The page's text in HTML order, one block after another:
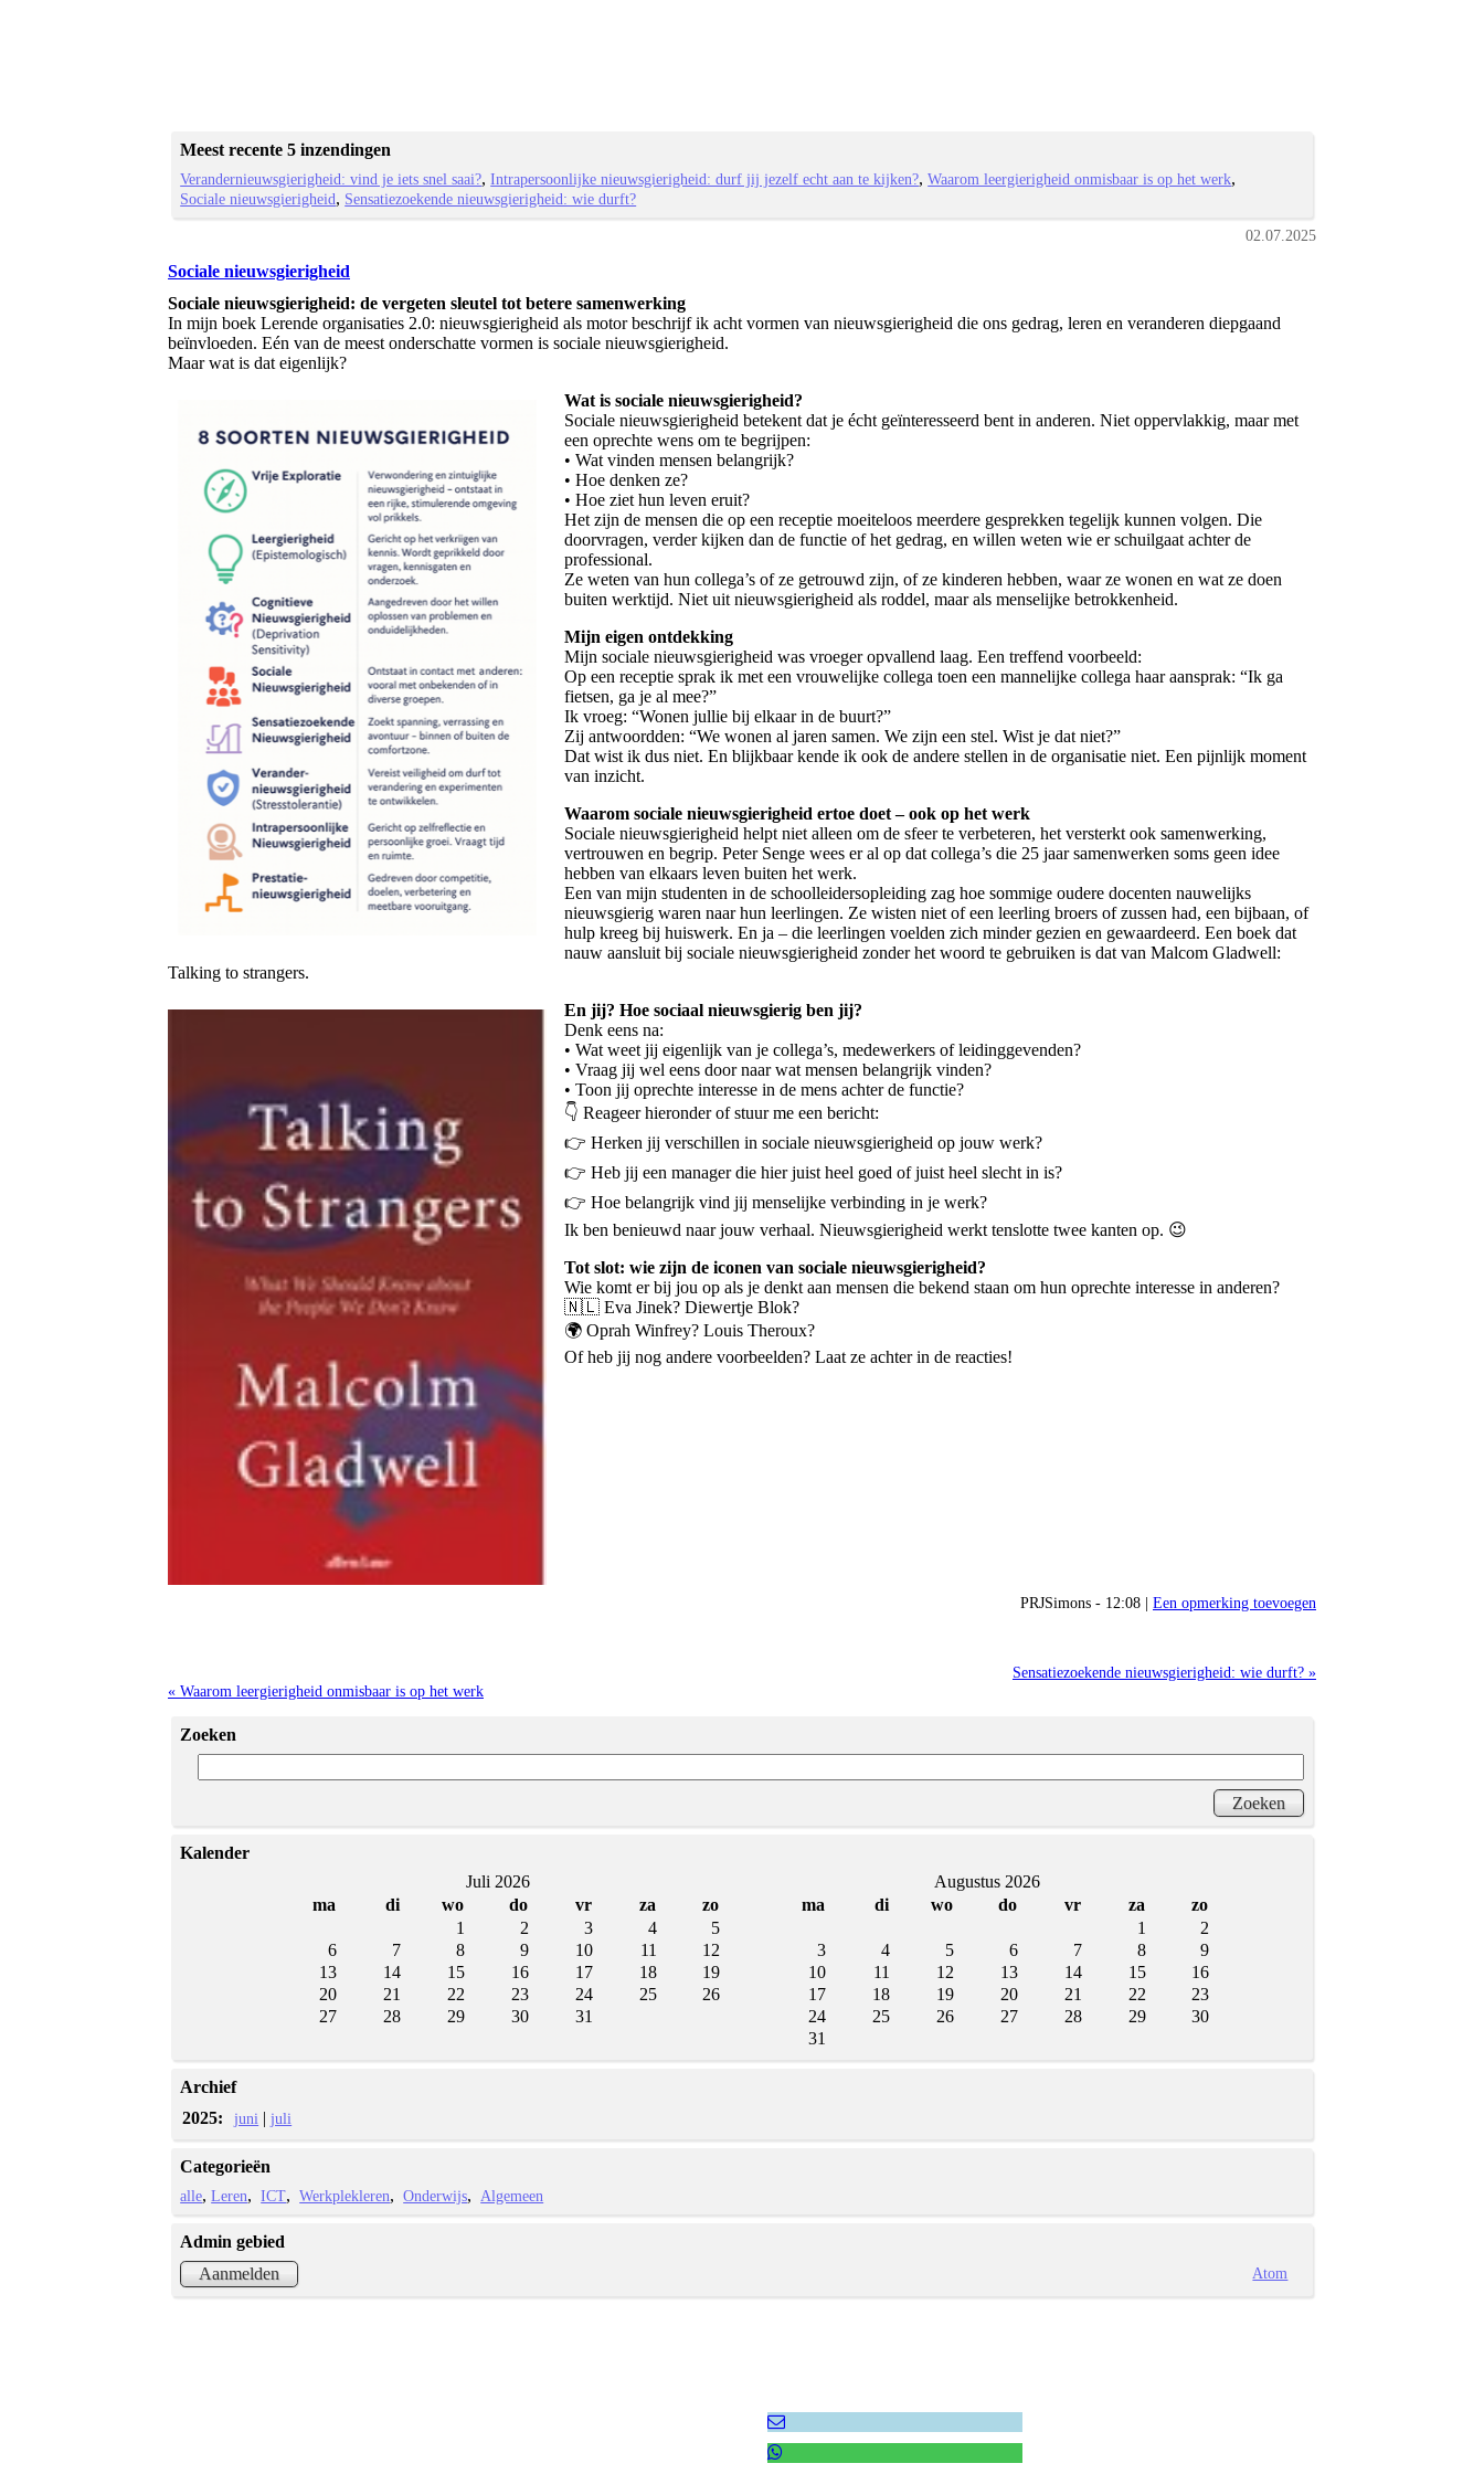
Meest recente 5 inzendingen
Verandernieuwsgierigheid: vind je iets snel saai? Intrapersoonlijke nieuwsgierigheid: durf jij jezelf echt aan te kijken? Waarom leergierigheid onmisbaar is op het werk
Sociale nieuwsgierigheid
Sensatiezoekende nieuwsgierigheid: wie durft?
02.07.2025
Sociale nieuwsgierigheid
Sociale nieuwsgierigheid: de vergeten sleutel tot betere samenwerking
In mijn boek Lerende organisaties 2.0: nieuwsgierigheid als motor beschrijf ik acht vormen van nieuwsgierigheid die ons gedrag, leren en veranderen diepgaand
beïnvloeden. Eén van de meest onderschatte vormen is sociale nieuwsgierigheid.
Maar wat is dat eigenlijk?
Wat is sociale nieuwsgierigheid?
Sociale nieuwsgierigheid betekent dat je écht geïnteresseerd bent in anderen. Niet oppervlakkig, maar met
een oprechte wens om te begrijpen:
• Wat vinden mensen belangrijk?
• Hoe denken ze?
• Hoe ziet hun leven eruit?
Het zijn de mensen die op een receptie moeiteloos meerdere gesprekken tegelijk kunnen volgen. Die
doorvragen, verder kijken dan de functie of het gedrag, en willen weten wie er schuilgaat achter de
professional.
Ze weten van hun collega’s of ze getrouwd zijn, of ze kinderen hebben, waar ze wonen en wat ze doen
buiten werktijd. Niet uit nieuwsgierigheid als roddel, maar als menselijke betrokkenheid.
Mijn eigen ontdekking
Mijn sociale nieuwsgierigheid was vroeger opvallend laag. Een treffend voorbeeld:
Op een receptie sprak ik met een vrouwelijke collega toen een mannelijke collega haar aansprak: “Ik ga
fietsen, ga je al mee?”
Ik vroeg: “Wonen jullie bij elkaar in de buurt?”
Zij antwoordden: “We wonen al jaren samen. We zijn een stel. Wist je dat niet?”
Dat wist ik dus niet. En blijkbaar kende ik ook de andere stellen in de organisatie niet. Een pijnlijk moment
van inzicht.
Waarom sociale nieuwsgierigheid ertoe doet – ook op het werk
Sociale nieuwsgierigheid helpt niet alleen om de sfeer te verbeteren, het versterkt ook samenwerking,
vertrouwen en begrip. Peter Senge wees er al op dat collega’s die 25 jaar samenwerken soms geen idee
hebben van elkaars leven buiten het werk.
Een van mijn studenten in de schoolleidersopleiding zag hoe sommige oudere docenten nauwelijks
nieuwsgierig waren naar hun leerlingen. Ze wisten niet of een leerling broers of zussen had, een bijbaan, of
hulp kreeg bij huiswerk. En ja – die leerlingen voelden zich minder gezien en gewaardeerd. Een boek dat
nauw aansluit bij sociale nieuwsgierigheid zonder het woord te gebruiken is dat van Malcom Gladwell:
Talking to strangers.
En jij? Hoe sociaal nieuwsgierig ben jij?
Denk eens na:
• Wat weet jij eigenlijk van je collega’s, medewerkers of leidinggevenden?
• Vraag jij wel eens door naar wat mensen belangrijk vinden?
• Toon jij oprechte interesse in de mens achter de functie?
👇 Reageer hieronder of stuur me een bericht:
👉 Herken jij verschillen in sociale nieuwsgierigheid op jouw werk?
👉 Heb jij een manager die hier juist heel goed of juist heel slecht in is?
👉 Hoe belangrijk vind jij menselijke verbinding in je werk?
Ik ben benieuwd naar jouw verhaal. Nieuwsgierigheid werkt tenslotte twee kanten op. 😉
Tot slot: wie zijn de iconen van sociale nieuwsgierigheid?
Wie komt er bij jou op als je denkt aan mensen die bekend staan om hun oprechte interesse in anderen?
🇳🇱 Eva Jinek? Diewertje Blok?
🌍 Oprah Winfrey? Louis Theroux?
Of heb jij nog andere voorbeelden? Laat ze achter in de reacties!
PRJSimons - 12:08 | Een opmerking toevoegen
Sensatiezoekende nieuwsgierigheid: wie durft? »
« Waarom leergierigheid onmisbaar is op het werk
Zoeken
Kalender
Juli 2026
ma
di wo do vr za
zo
1
2 3 4
5
6
7 8 9 10 11
12
13
14 15 16 17 18
19
20
21 22 23 24 25
26
27
28 29 30 31
Augustus 2026
ma
di wo do vr za
zo
1
2
3
4 5 6 7 8
9
10
11 12 13 14 15
16
17
18 19 20 21 22
23
24
25 26 27 28 29
30
31
Archief
2025:
juni |juli
Categorieën
alle Leren ICT Werkplekleren Onderwijs Algemeen
Admin gebied
Aanmelden
Atom